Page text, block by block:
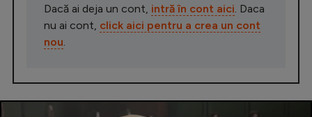
Dacă ai deja un cont, intră în cont aici . Daca
nu ai cont, click aici pentru a crea un cont
nou